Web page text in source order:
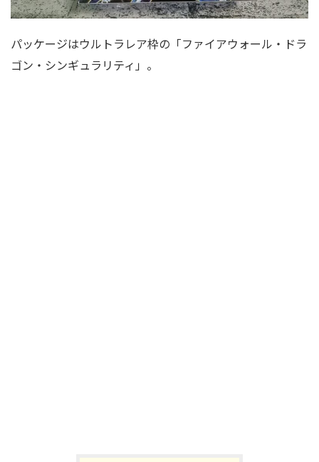
パッケージはウルトラレア枠の「ファイアウォール・ドラ
ゴン・シンギュラリティ」。